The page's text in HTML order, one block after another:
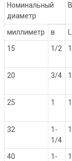
Номинальный
диаметр
миллиметр
в
15
1/2
20 3/4
25 1
32
1-
1/4
40 1-